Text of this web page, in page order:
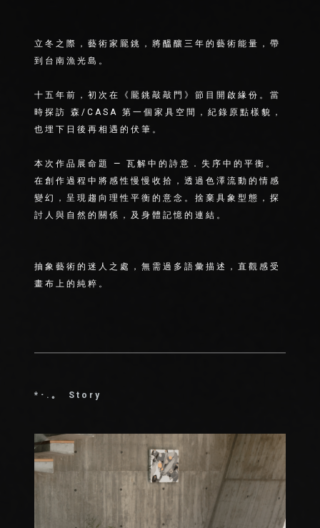
立冬之際，藝術家龎銚，將醞釀三年的藝術能量，帶
到台南漁光島。
十五年前，初次在《龎銚敲敲門》節目開啟緣份。當
時探訪 森/CASA 第一個家具空間，紀錄原點樣貌，
也埋下日後再相遇的伏筆。
本次作品展命題 — 瓦解中的詩意．失序中的平衡。
在創作過程中將感性慢慢收拾，透過色澤流動的情感
變幻，呈現趨向理性平衡的意念。捨棄具象型態，探
討人與自然的關係，及身體記憶的連結。
抽象藝術的迷人之處，無需過多語彙描述，直觀感受
畫布上的純粹。
*･.｡ Story